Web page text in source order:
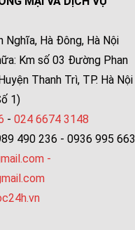
Hà Đông, Hà Nội
Km số 03 Đường Phan
Thanh Trì, TP. Hà Nội
1)
- 024 6674 3148
490 236 - 0936 995 663
-